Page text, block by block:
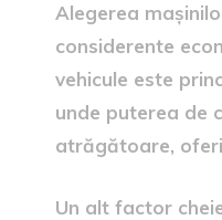
Alegerea
considerente
vehicule este
unde puterea de
atrăgătoare,
Un alt factor